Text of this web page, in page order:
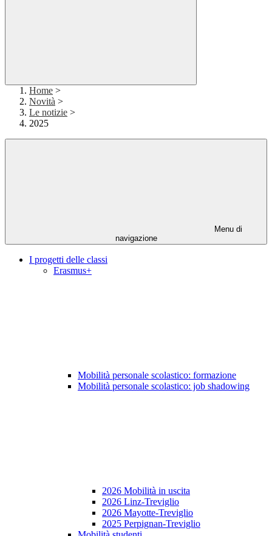
Home >
Novità >
Le notizie >
2025
Menu di
navigazione
I progetti delle classi
Erasmus+
Mobilità personale scolastico: formazione
Mobilità personale scolastico: job shadowing
2026 Mobilità in uscita
2026 Linz-Treviglio
2026 Mayotte-Treviglio
2025 Perpignan-Treviglio